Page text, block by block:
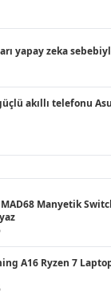
yapay zeka
akıllı telefonu
Manyetik
A16 Ryzen 7